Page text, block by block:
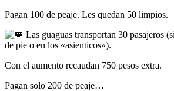
Pagan 100 de peaje. Les quedan 50 limpios.
Las guaguas transportan 30 pasajeros
de pie o en los «asienticos»).
Con el aumento recaudan 750 pesos extra.
Pagan solo 200 de peaje…